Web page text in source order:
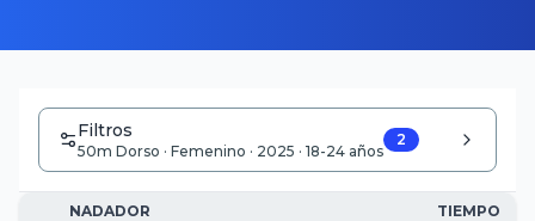
Filtros
50m Dorso · Femenino · 2025 · 18-24 años
2
NADADOR TIEMPO